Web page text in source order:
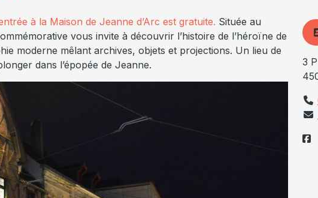
à la Maison de Jeanne d’Arc est gratuite. Située au
vous invite à découvrir l’histoire de l’héroïne de
moderne mêlant archives, objets et projections. Un lieu de
dans l’épopée de Jeanne.
3